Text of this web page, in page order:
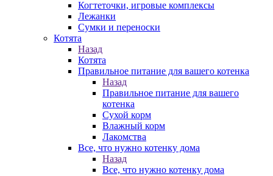
Когтеточки, игровые комплексы
Лежанки
Сумки и переноски
Котята
Назад
Котята
Правильное питание для вашего котенка
Назад
Правильное питание для вашего
котенка
Сухой корм
Влажный корм
Лакомства
Все, что нужно котенку дома
Назад
Все, что нужно котенку дома